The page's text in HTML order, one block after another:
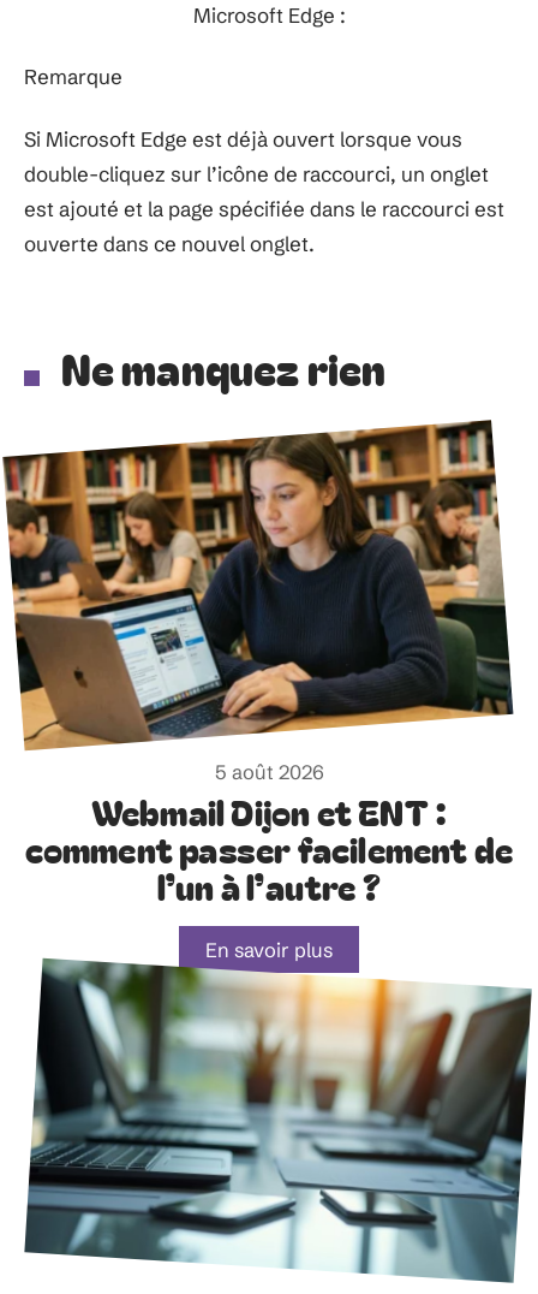
Microsoft Edge :
Remarque
Si Microsoft Edge est déjà ouvert lorsque vous
double-cliquez sur l’icône de raccourci, un onglet
est ajouté et la page spécifiée dans le raccourci est
ouverte dans ce nouvel onglet.
Ne manquez rien
5 août 2026
Webmail Dijon et ENT :
comment passer facilement de
l’un à l’autre ?
En savoir plus